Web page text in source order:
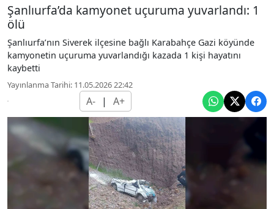
Şanlıurfa’da kamyonet uçuruma yuvarlandı: 1
ölü
Şanlıurfa’nın Siverek ilçesine bağlı Karabahçe Gazi köyünde
kamyonetin uçuruma yuvarlandığı kazada 1 kişi hayatını
kaybetti
Yayınlanma Tarihi: 11.05.2026 22:42
A- | A+